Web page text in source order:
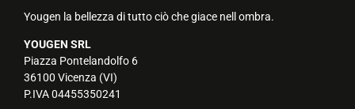
Yougen la bellezza di tutto ciò che giace nell ombra.
YOUGEN SRL
Piazza Pontelandolfo 6
36100 Vicenza (VI)
P.IVA 04455350241